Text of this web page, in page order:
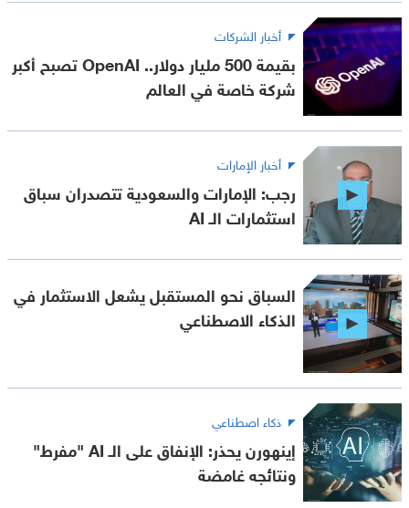
أخبار الشركات
بقيمة 500 مليار دولار.. OpenAI تصبح أكبر
شركة خاصة في العالم
أخبار الإمارات
رجب: الإمارات والسعودية تتصدران سباق
استثمارات الـ AI
السباق نحو المستقبل يشعل الاستثمار في
الذكاء الاصطناعي
ذكاء اصطناعي
إينهورن يحذر: الإنفاق على الـ AI "مفرط"
ونتائجه غامضة